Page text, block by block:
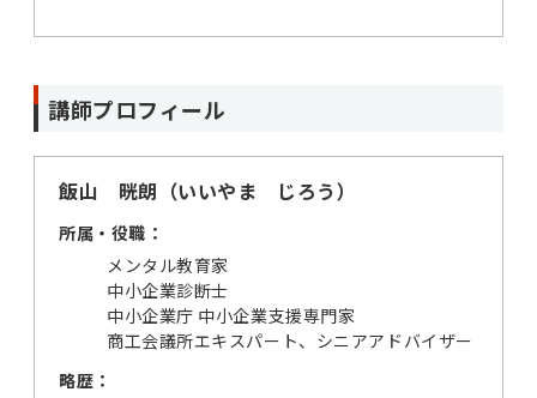
講師プロフィール
飯山 晄朗（いいやま じろう）
所属・役職：
メンタル教育家
中小企業診断士
中小企業庁 中小企業支援専門家
商工会議所エキスパート、シニアアドバイザー
略歴：